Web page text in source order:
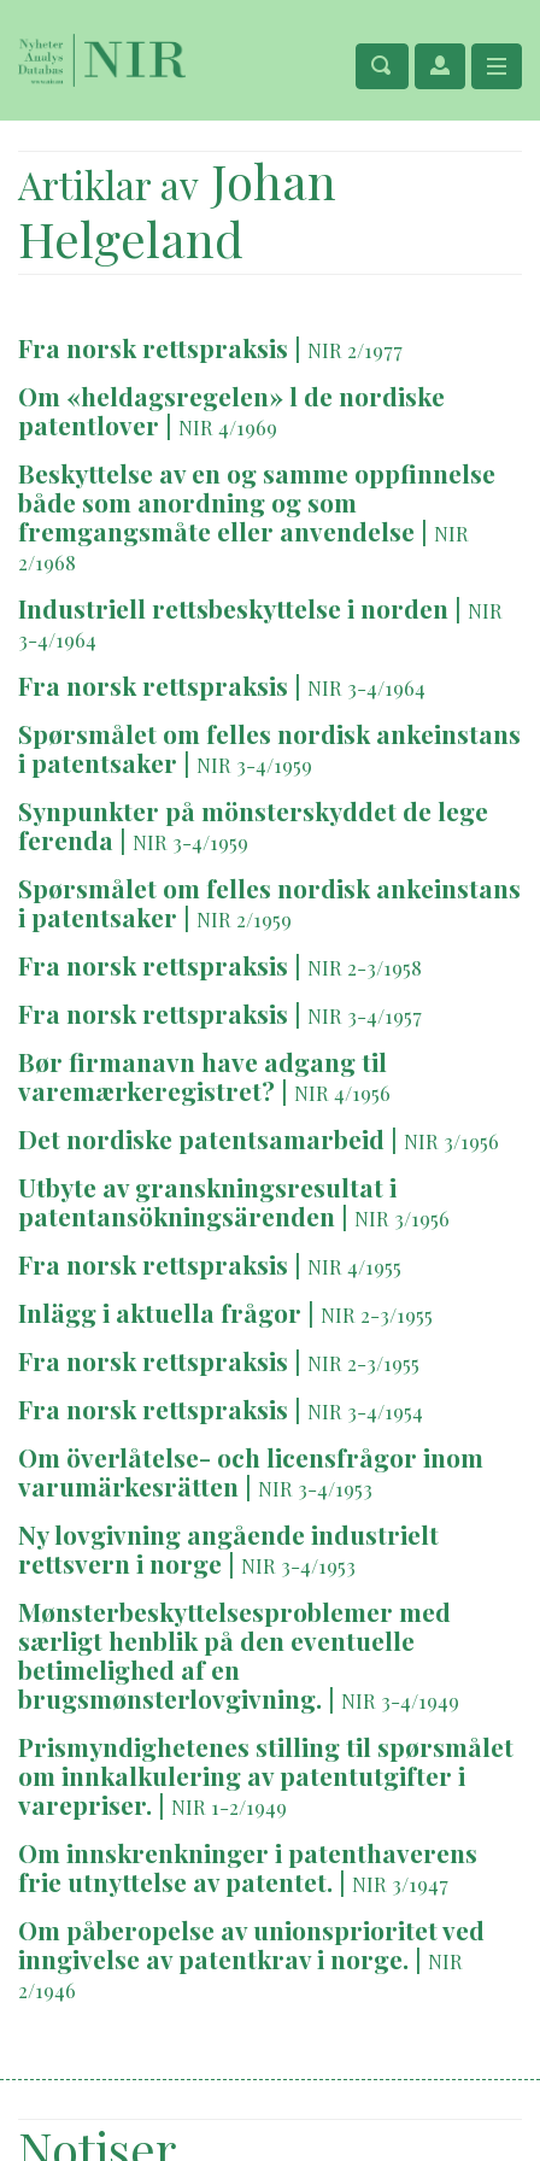
Artiklar av Johan
Helgeland
Fra norsk rettspraksis | NIR 2/1977
Om «heldagsregelen» l de nordiske
patentlover | NIR 4/1969
Beskyttelse av en og samme oppfinnelse
både som anordning og som
fremgangsmåte eller anvendelse | NIR
2/1968
Industriell rettsbeskyttelse i norden | NIR
3-4/1964
Fra norsk rettspraksis | NIR 3-4/1964
Spørsmålet om felles nordisk ankeinstans
i patentsaker | NIR 3-4/1959
Synpunkter på mönsterskyddet de lege
ferenda | NIR 3-4/1959
Spørsmålet om felles nordisk ankeinstans
i patentsaker | NIR 2/1959
Fra norsk rettspraksis | NIR 2-3/1958
Fra norsk rettspraksis | NIR 3-4/1957
Bør firmanavn have adgang til
varemærkeregistret? | NIR 4/1956
Det nordiske patentsamarbeid | NIR 3/1956
Utbyte av granskningsresultat i
patentansökningsärenden | NIR 3/1956
Fra norsk rettspraksis | NIR 4/1955
Inlägg i aktuella frågor | NIR 2-3/1955
Fra norsk rettspraksis | NIR 2-3/1955
Fra norsk rettspraksis | NIR 3-4/1954
Om överlåtelse- och licensfrågor inom
varumärkesrätten | NIR 3-4/1953
Ny lovgivning angående industrielt
rettsvern i norge | NIR 3-4/1953
Mønsterbeskyttelsesproblemer med
særligt henblik på den eventuelle
betimelighed af en
brugsmønsterlovgivning. | NIR 3-4/1949
Prismyndighetenes stilling til spørsmålet
om innkalkulering av patentutgifter i
varepriser. | NIR 1-2/1949
Om innskrenkninger i patenthaverens
frie utnyttelse av patentet. | NIR 3/1947
Om påberopelse av unionsprioritet ved
inngivelse av patentkrav i norge. | NIR
2/1946